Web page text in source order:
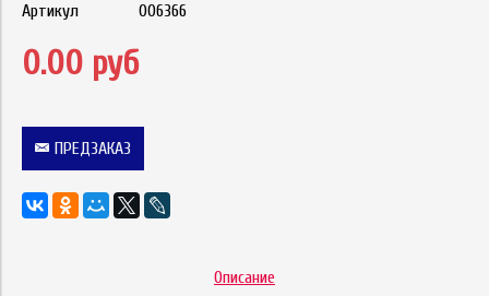
Артикул 006366
0.00 руб
ПРЕДЗАКАЗ
Описание